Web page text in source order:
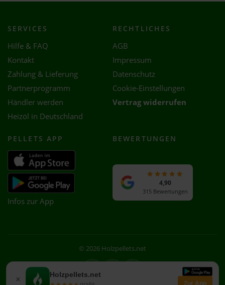
× Holzpellets.net
Zur App
SERVICES
Hilfe & FAQ
Kontakt
Zahlung & Lieferung
Partnerprogramm
Händler werden
Heizöl in Deutschland
RECHTLICHES
AGB
Impressum
Datenschutz
Cookie-Einstellungen
Vertrag widerrufen
PELLETS APP
Infos zur App
BEWERTUNGEN
4,90
315 Bewertungen
© 2026 Holzpellets.net
Facebook